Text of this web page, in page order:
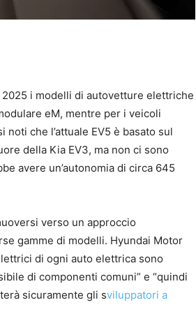
i modelli di autovetture elettriche
eM, mentre per i veicoli
che l’attuale EV5 è basato sul
della Kia EV3, ma non ci sono
avere un’autonomia di circa 645
verso un approccio
gamme di modelli. Hyundai Motor
di ogni auto elettrica sono
di componenti comuni” e “quindi
sicuramente gli sviluppatori a